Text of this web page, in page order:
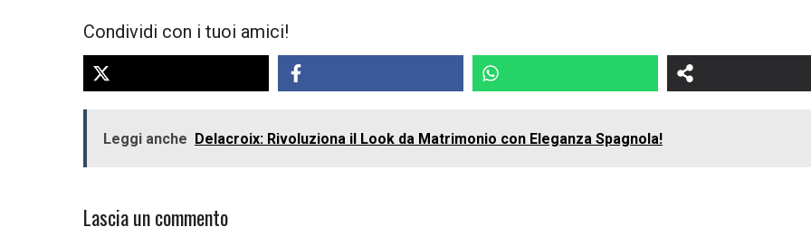
Condividi con i tuoi amici!
Leggi anche Delacroix: Rivoluziona il Look da Matrimonio con Eleganza Spagnola!
Lascia un commento